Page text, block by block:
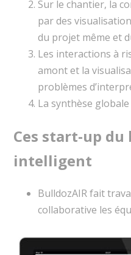
Sur le chantier, la
par des
du projet même et
Les interactions à
amont et la
problèmes
La synthèse
Ces start-up
intelligent
BulldozAIR fait
collaborative les